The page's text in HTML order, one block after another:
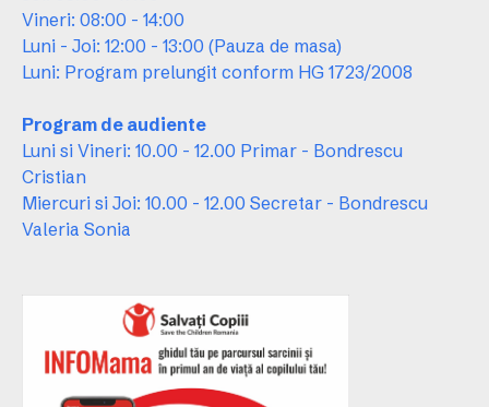
Vineri: 08:00 - 14:00
Luni - Joi: 12:00 - 13:00 (Pauza de masa)
Luni: Program prelungit conform HG 1723/2008
Program de audiente
Luni si Vineri: 10.00 - 12.00 Primar - Bondrescu
Cristian
Miercuri si Joi: 10.00 - 12.00 Secretar - Bondrescu
Valeria Sonia